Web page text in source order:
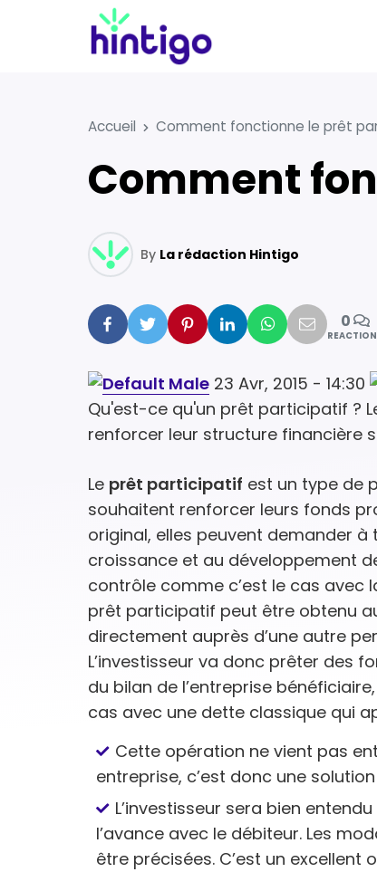
Accueil Comment fonctionne le prêt
Comment
By La rédaction Hintigo
Facebook
Twitter PinterestLinkedinWhatsapp
Mail0
23 Avr, 2015 - 14:30
Qu'est-ce qu'un prêt participatif ?
renforcer leur structure financière
Le prêt participatif est un type de
souhaitent renforcer leurs fonds
original, elles peuvent demander
croissance et au développement
contrôle comme c’est le cas avec
prêt participatif peut être obtenu
directement auprès d’une autre
L’investisseur va donc prêter des
du bilan de l’entreprise
cas avec une dette classique qui
Cette opération ne vient pas
entreprise, c’est donc une
L’investisseur sera bien
l’avance avec le débiteur. Les
être précisées. C’est un